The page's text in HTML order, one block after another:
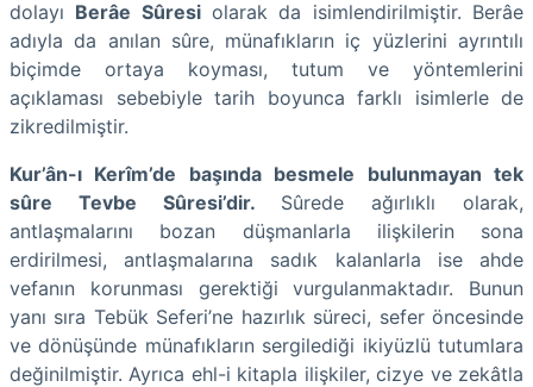
dolayı Berâe Sûresiolarak da isimlendirilmiştir. Berâe
adıyla da anılan sûre, münafıkların iç yüzlerini ayrıntılı
biçimde ortaya koyması, tutum ve yöntemlerini
açıklaması sebebiyle tarih boyunca farklı isimlerle de
zikredilmiştir.
Kur’ân-ı Kerîm’de başında besmele bulunmayan tek
sûre Tevbe Sûresi’dir. Sûrede ağırlıklı olarak,
antlaşmalarını bozan düşmanlarla ilişkilerin sona
erdirilmesi, antlaşmalarına sadık kalanlarla ise ahde
vefanın korunması gerektiği vurgulanmaktadır. Bunun
yanı sıra Tebük Seferi’ne hazırlık süreci, sefer öncesinde
ve dönüşünde münafıkların sergilediği ikiyüzlü tutumlara
değinilmiştir. Ayrıca ehl-i kitapla ilişkiler, cizye ve zekâtla